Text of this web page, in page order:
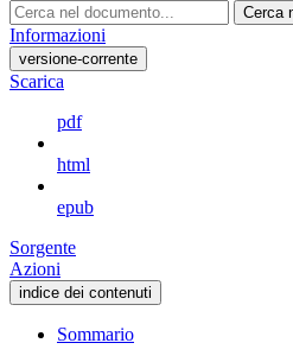
Cerca
Informazioni
versione-corrente
Scarica
pdf
html
epub
Sorgente
Azioni
indice dei contenuti
Sommario